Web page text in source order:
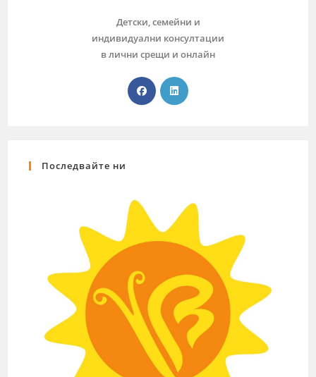
Детски, семейни и
индивидуални консултации
в лични срещи и онлайн
Последвайте ни